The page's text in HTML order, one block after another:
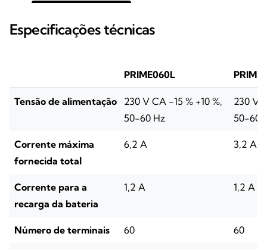
Especificações técnicas
PRIME060L
Tensão de alimentação
230 V CA -15 % +10 %,
50-60 Hz
230 V
50-60
Corrente máxima
fornecida total
6,2 A 3,2 A
Corrente para a
recarga da bateria
1,2 A 1,2 A
Número de terminais 60 60